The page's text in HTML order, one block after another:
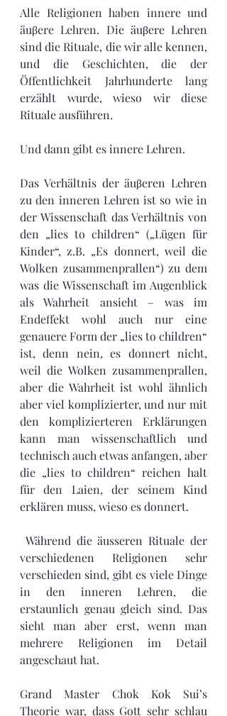
Alle Religionen haben innere und
äuβere Lehren. Die äuβere Lehren
sind die Rituale, die wir alle kennen,
und die Geschichten, die der
Öffentlichkeit Jahrhunderte lang
erzählt wurde, wieso wir diese
Rituale ausführen.
Und dann gibt es innere Lehren.
Das Verhältnis der äuβeren Lehren
zu den inneren Lehren ist so wie in
der Wissenschaft das Verhältnis von
den „lies to children“ („Lügen für
Kinder“, z.B. „Es donnert, weil die
Wolken zusammenprallen“) zu dem
was die Wissenschaft im Augenblick
als Wahrheit ansieht – was im
Endeffekt wohl auch nur eine
genauere Form der „lies to children“
ist, denn nein, es donnert nicht,
weil die Wolken zusammenprallen,
aber die Wahrheit ist wohl ähnlich
aber viel komplizierter, und nur mit
den komplizierteren Erklärungen
kann man wissenschaftlich und
technisch auch etwas anfangen, aber
die „lies to children“ reichen halt
für den Laien, der seinem Kind
erklären muss, wieso es donnert.
verschiedenen Religionen sehr
verschieden sind, gibt es viele Dinge
in den inneren Lehren, die
erstaunlich genau gleich sind. Das
sieht man aber erst, wenn man
mehrere Religionen im Detail
angeschaut hat.
Grand Master Chok Kok Sui’s
Theorie war, dass Gott sehr schlau